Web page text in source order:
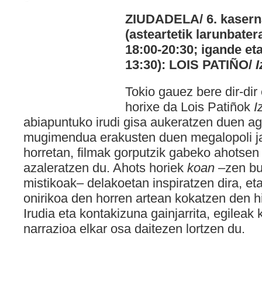
ZIUDADELA/ 6.
(asteartetik
18:00-20:30; igande
13:30): LOIS PATIÑO/
Tokio gauez bere dir-
horixe da Lois Patiñok
abiapuntuko irudi gisa aukeratzen duen
mugimendua erakusten duen megalopoli
horretan, filmak gorputzik gabeko
azaleratzen du. Ahots horiek koan –zen
mistikoak– delakoetan inspiratzen dira,
onirikoa den horren artean kokatzen den
Irudia eta kontakizuna gainjarrita, egileak
narrazioa elkar osa daitezen lortzen du.